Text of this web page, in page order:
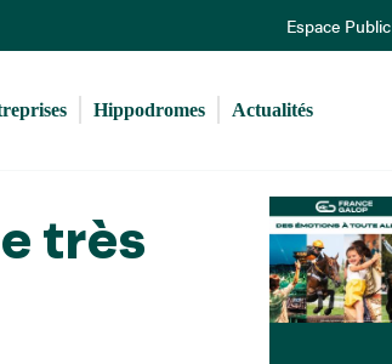
Espace Public
Hippodromes Actualités
très